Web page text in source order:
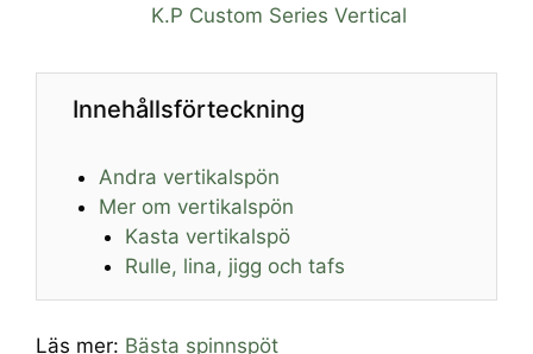
K.P Custom Series Vertical
Innehållsförteckning
Andra vertikalspön
Mer om vertikalspön
Kasta vertikalspö
Rulle, lina, jigg och tafs
Läs mer: Bästa spinnspöt